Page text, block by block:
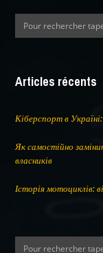
Articles récents
Кіберспорт в
Як самостійно
власників
Історія мотоциклів: